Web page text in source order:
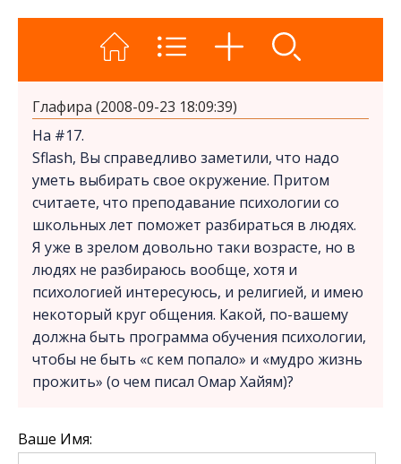
Глафира (2008-09-23 18:09:39)
На #17.
Sflash, Вы справедливо заметили, что надо
уметь выбирать свое окружение. Притом
считаете, что преподавание психологии со
школьных лет поможет разбираться в людях.
Я уже в зрелом довольно таки возрасте, но в
людях не разбираюсь вообще, хотя и
психологией интересуюсь, и религией, и имею
некоторый круг общения. Какой, по-вашему
должна быть программа обучения психологии,
чтобы не быть «с кем попало» и «мудро жизнь
прожить» (о чем писал Омар Хайям)?
Ваше Имя: